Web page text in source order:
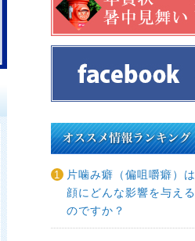
片噛み癖（偏咀嚼癖）は
顔にどんな影響を与える
のですか？